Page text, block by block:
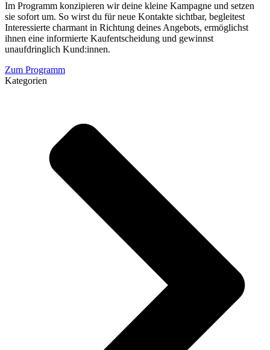
Im Programm konzipieren wir deine kleine Kampagne und setzen
sie sofort um. So wirst du für neue Kontakte sichtbar, begleitest
Interessierte charmant in Richtung deines Angebots, ermöglichst
ihnen eine informierte Kaufentscheidung und gewinnst
unaufdringlich Kund:innen.
Zum Programm
Kategorien